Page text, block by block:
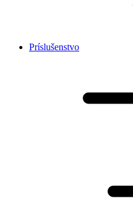
Príslušenstvo